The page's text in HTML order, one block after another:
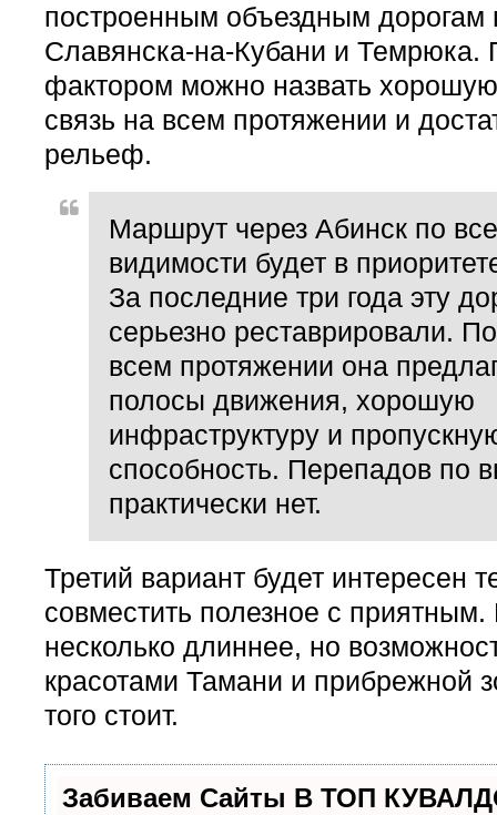
построенным объездным дорогам
Славянска-на-Кубани и Темрюка.
фактором можно назвать
связь на всем протяжении и
рельеф.
Маршрут через Абинск по
видимости будет в
За последние три года эту
серьезно реставрировали.
всем протяжении она
полосы движения, хорошую
инфраструктуру и
способность. Перепадов по
практически нет.
Третий вариант будет интересен
совместить полезное с
несколько длиннее, но
красотами Тамани и прибрежной
того стоит.
Забиваем Сайты В ТОП